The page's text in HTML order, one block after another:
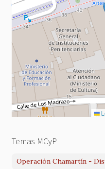
Temas MCyP
Operación Chamartín -